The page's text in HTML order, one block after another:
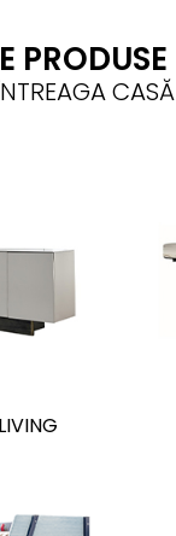
PRODUSE
CASĂ